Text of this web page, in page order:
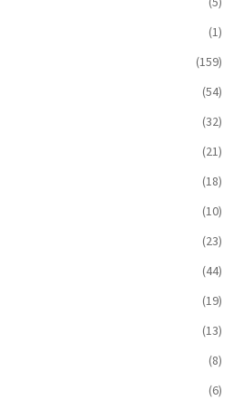
(1)
(159)
(54)
(32)
(21)
(18)
(10)
(23)
(44)
(19)
(13)
(8)
(6)